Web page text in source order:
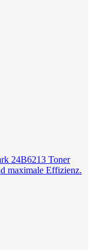
24B6213 Toner
maximale Effizienz.